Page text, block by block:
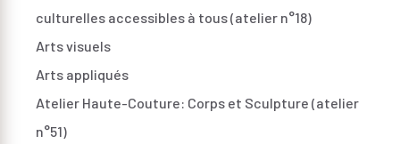
culturelles accessibles à tous (atelier n°18)
Arts visuels
Arts appliqués
Atelier Haute-Couture: Corps et Sculpture (atelier
n°51)